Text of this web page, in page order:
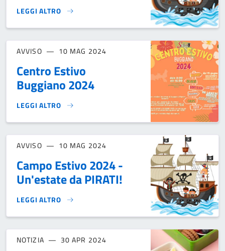
LEGGI ALTRO
AGEVOLAZIONI ESTATE 2024 - CAMPO ESTIVO "UN' ESTATE
AVVISO 10 MAG 2024
Centro Estivo
Buggiano 2024
LEGGI ALTRO
CENTRO ESTIVO BUGGIANO 2024}
AVVISO 10 MAG 2024
Campo Estivo 2024 -
Un'estate da PIRATI!
LEGGI ALTRO
CAMPO ESTIVO 2024 - UN'ESTATE DA PIRATI!}
NOTIZIA 30 APR 2024